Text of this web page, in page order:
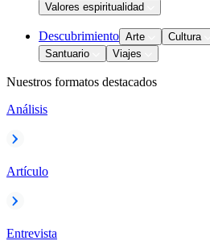
Valores espiritualidad
Descubrimiento Arte Cultura
Santuario
Viajes
Nuestros formatos destacados
Análisis
Artículo
Entrevista